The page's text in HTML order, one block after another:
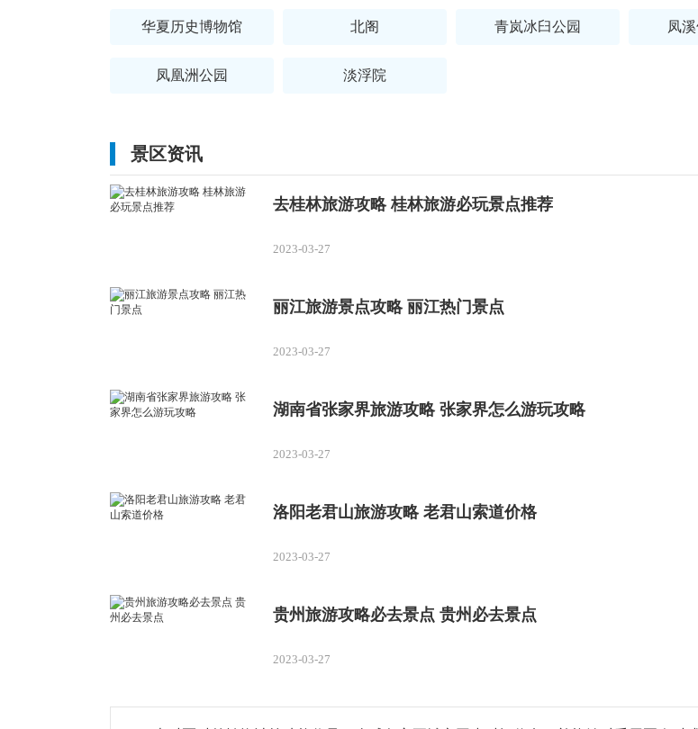
华夏历史博物馆 北阁 青岚冰臼公园 凤
凤凰洲公园 淡浮院
景区资讯
去桂林旅游攻略 桂林旅游必玩景点推荐
2023-03-27
丽江旅游景点攻略 丽江热门景点
2023-03-27
湖南省张家界旅游攻略 张家界怎么游玩攻略
2023-03-27
洛阳老君山旅游攻略 老君山索道价格
2023-03-27
贵州旅游攻略必去景点 贵州必去景点
2023-03-27